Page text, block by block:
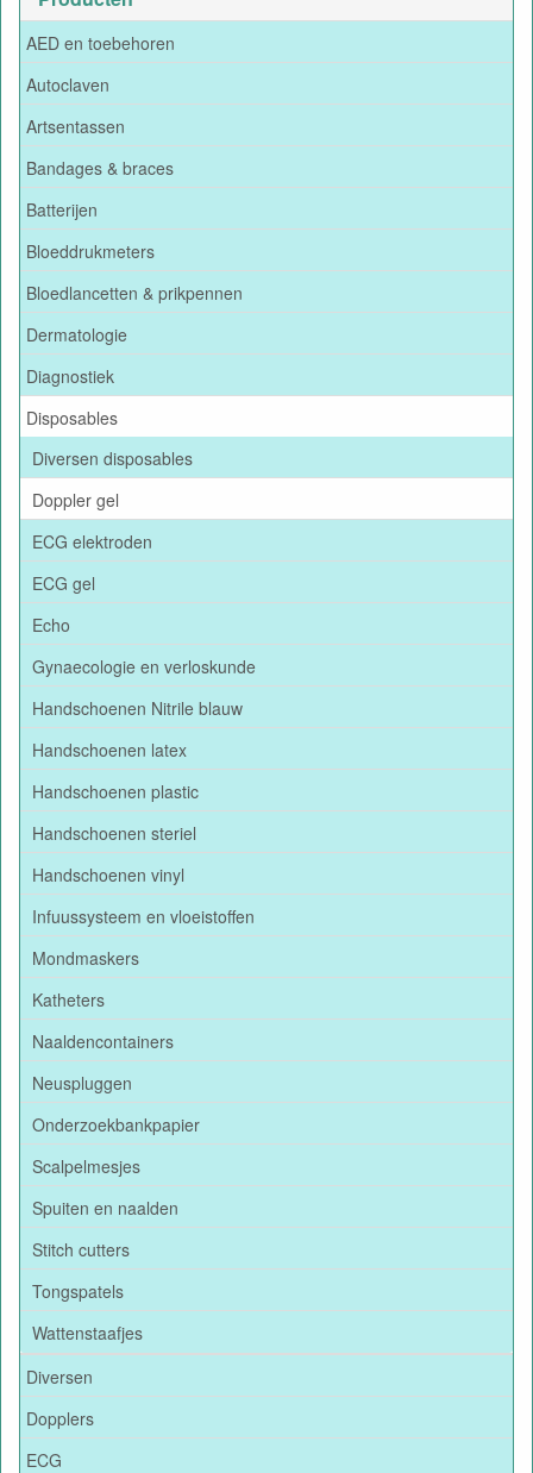
AED en toebehoren
Autoclaven
Artsentassen
Bandages & braces
Batterijen
Bloeddrukmeters
Bloedlancetten & prikpennen
Dermatologie
Diagnostiek
Disposables
Diversen disposables
Doppler gel
ECG elektroden
ECG gel
Echo
Gynaecologie en verloskunde
Handschoenen Nitrile blauw
Handschoenen latex
Handschoenen plastic
Handschoenen steriel
Handschoenen vinyl
Infuussysteem en vloeistoffen
Mondmaskers
Katheters
Naaldencontainers
Neuspluggen
Onderzoekbankpapier
Scalpelmesjes
Spuiten en naalden
Stitch cutters
Tongspatels
Wattenstaafjes
Diversen
Dopplers
ECG